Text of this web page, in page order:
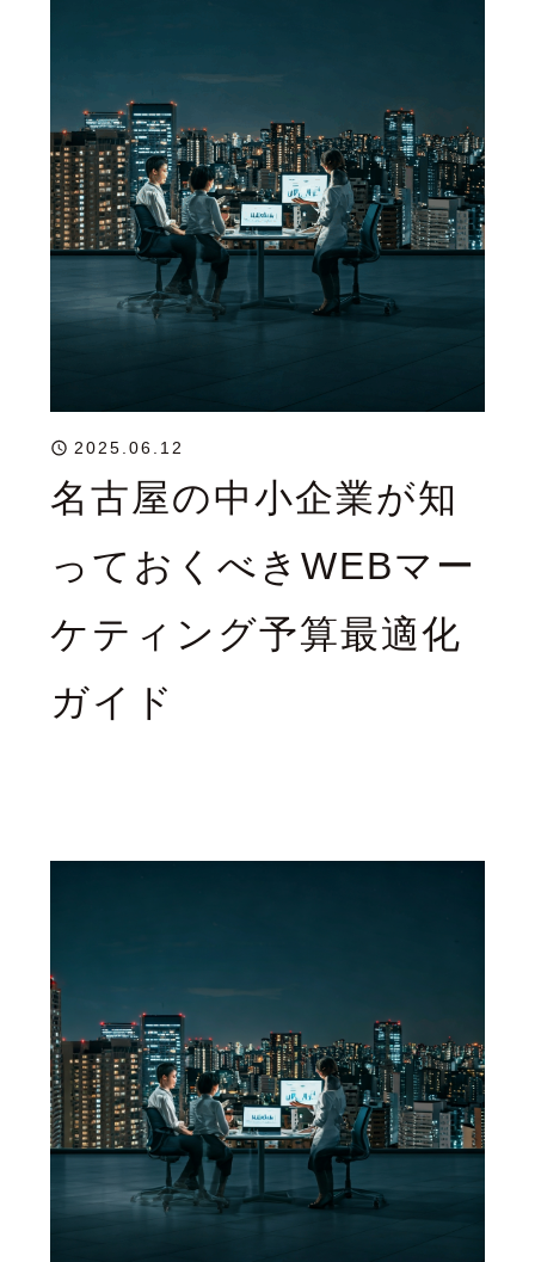
2025.06.12
名古屋の中小企業が知
っておくべきWEBマー
ケティング予算最適化
ガイド